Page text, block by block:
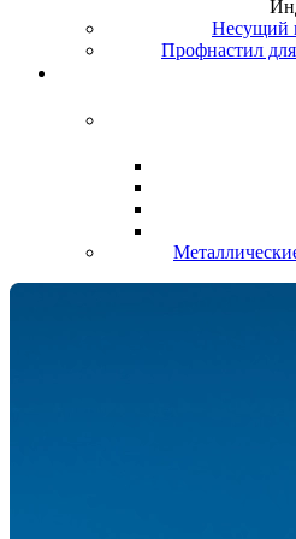
Несущий
Профнастил